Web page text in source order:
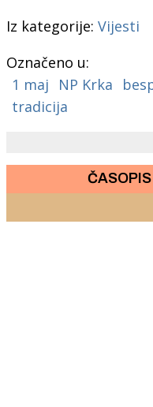
Iz kategorije: Vijesti
Označeno u:
1 maj
NP Krka
tradicija